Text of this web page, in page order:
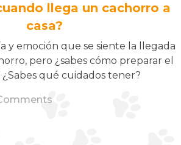
llega un cachorro a
casa?
y emoción que se siente la llegada
pero ¿sabes cómo preparar el
qué cuidados tener?